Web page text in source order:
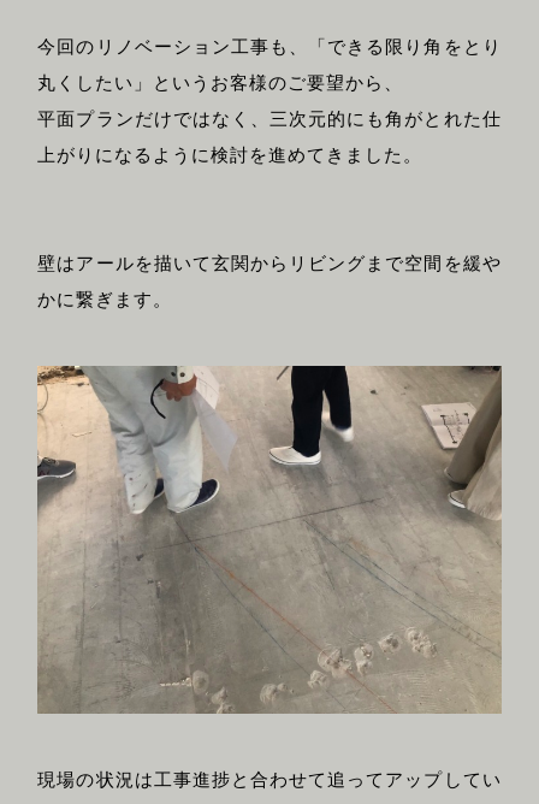
今回のリノベーション工事も、「できる限り角をとり
丸くしたい」というお客様のご要望から、
平面プランだけではなく、三次元的にも角がとれた仕
上がりになるように検討を進めてきました。
壁はアールを描いて玄関からリビングまで空間を緩や
かに繋ぎます。
現場の状況は工事進捗と合わせて追ってアップしてい